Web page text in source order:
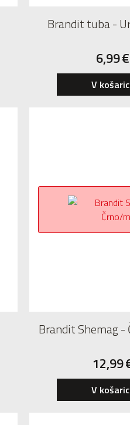
Brandit tuba -
6,99€
V
Brandit Shemag -
12,99
V